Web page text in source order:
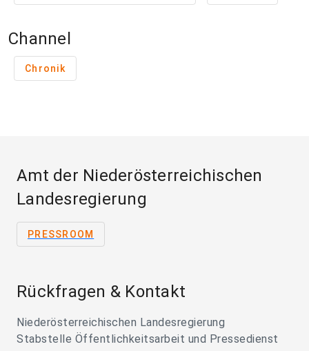
Channel
Chronik
Amt der Niederösterreichischen
Landesregierung
PRESSROOM
Rückfragen & Kontakt
Niederösterreichischen Landesregierung
Stabstelle Öffentlichkeitsarbeit und Pressedienst